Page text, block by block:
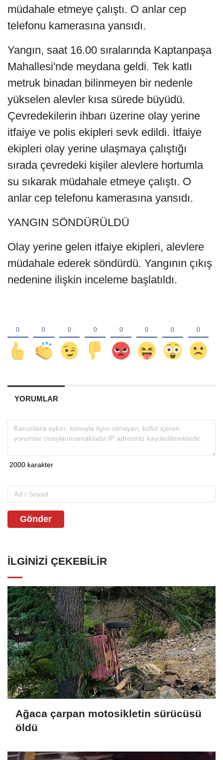
müdahale etmeye çalıştı. O anlar cep
telefonu kamerasına yansıdı.
Yangın, saat 16.00 sıralarında Kaptanpaşa
Mahallesi'nde meydana geldi. Tek katlı
metruk binadan bilinmeyen bir nedenle
yükselen alevler kısa sürede büyüdü.
Çevredekilerin ihbarı üzerine olay yerine
itfaiye ve polis ekipleri sevk edildi. İtfaiye
ekipleri olay yerine ulaşmaya çalıştığı
sırada çevredeki kişiler alevlere hortumla
su sıkarak müdahale etmeye çalıştı. O
anlar cep telefonu kamerasına yansıdı.
YANGIN SÖNDÜRÜLDÜ
Olay yerine gelen itfaiye ekipleri, alevlere
müdahale ederek söndürdü. Yangının çıkış
nedenine ilişkin inceleme başlatıldı.
YORUMLAR
Gönder
İLGINIZI ÇEKEBILIR
Ağaca çarpan motosikletin sürücüsü
öldü